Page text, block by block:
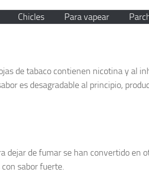
Chicles Para vapear
de tabaco contienen nicotina y al
es desagradable al principio,
dejar de fumar se han convertido en
sabor fuerte.